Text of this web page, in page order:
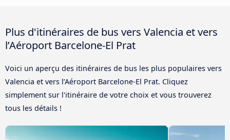
Plus d'itinéraires de bus vers Valencia et vers
l’Aéroport Barcelone-El Prat
Voici un aperçu des itinéraires de bus les plus populaires vers
Valencia et vers l’Aéroport Barcelone-El Prat. Cliquez
simplement sur l'itinéraire de votre choix et vous trouverez
tous les détails !